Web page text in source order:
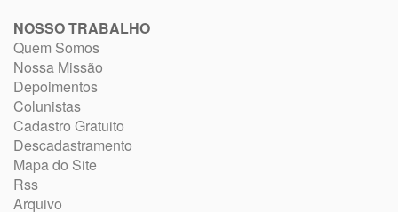
NOSSO TRABALHO
Quem Somos
Nossa Missão
Depoimentos
Colunistas
Cadastro Gratuito
Descadastramento
Mapa do Site
Rss
Arquivo